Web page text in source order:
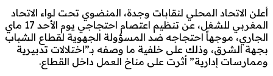
أعلن الاتحاد المحلي لنقابات وجدة، المنضوي تحت لواء الاتحاد
المغربي للشغل، عن تنظيم اعتصام احتجاجي يوم الأحد 17 ماي
الجاري، موجهاً احتجاجه ضد المسؤولة الجهوية لقطاع الشباب
بجهة الشرق، وذلك على خلفية ما وصفه بـ”اختلالات تدبيرية
وممارسات إدارية” أثرت على مناخ العمل داخل القطاع.